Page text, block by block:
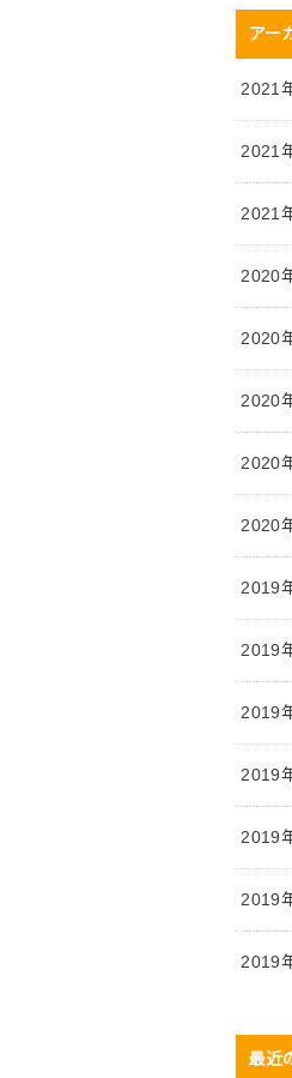
アー
2021
2021
2021
2020
2020
2020
2020
2020
2019
2019
2019
2019
2019
2019
2019
最近